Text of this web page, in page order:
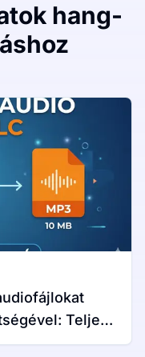
hang-
Teljes